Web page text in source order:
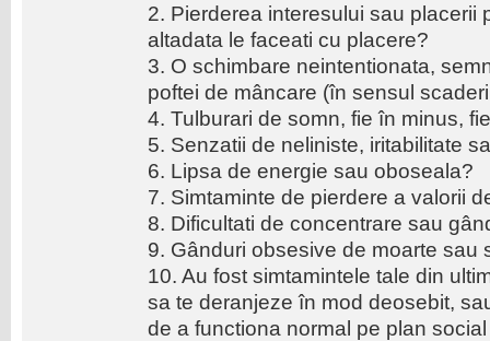
2. Pierderea interesului sau placerii
altadata le faceati cu placere?
3. O schimbare neintentionata,
poftei de mâncare (în sensul
4. Tulburari de somn, fie în minus,
5. Senzatii de neliniste, iritabilitate
6. Lipsa de energie sau oboseala?
7. Simtaminte de pierdere a valorii
8. Dificultati de concentrare sau
9. Gânduri obsesive de moarte sau
10. Au fost simtamintele tale din
sa te deranjeze în mod deosebit,
de a functiona normal pe plan